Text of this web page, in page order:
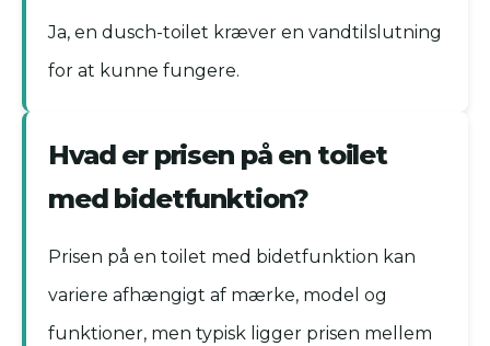
Ja, en dusch-toilet kræver en vandtilslutning
for at kunne fungere.
Hvad er prisen på en toilet
med bidetfunktion?
Prisen på en toilet med bidetfunktion kan
variere afhængigt af mærke, model og
funktioner, men typisk ligger prisen mellem